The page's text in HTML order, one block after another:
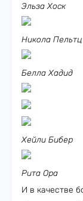
Эльза Хоск
Никола Пельтц
Белла Хадид
Хейли Бибер
Рита Ора
И в качестве